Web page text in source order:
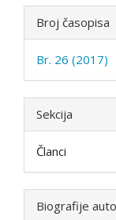
Detalji
članka
Broj časopisa
Br. 26 (2017)
Sekcija
Članci
Biografije